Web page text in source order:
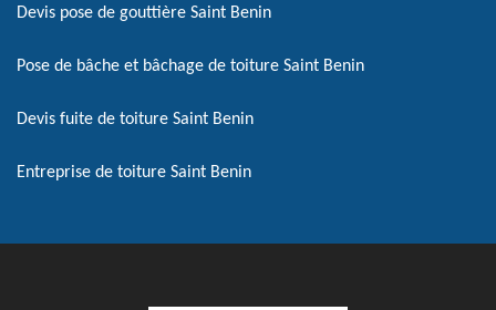
Devis pose de gouttière Saint Benin
Pose de bâche et bâchage de toiture Saint Benin
Devis fuite de toiture Saint Benin
Entreprise de toiture Saint Benin